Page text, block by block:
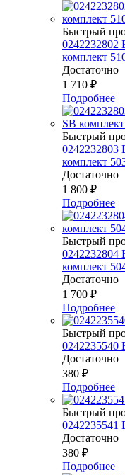
Быстрый
0242232802
комплект
Достаточно
1 710 ₽
Подробнее
Быстрый
0242232803
комплект
Достаточно
1 800 ₽
Подробнее
Быстрый
0242232804
комплект
Достаточно
1 700 ₽
Подробнее
Быстрый
0242235540
Достаточно
380 ₽
Подробнее
Быстрый
0242235541
Достаточно
380 ₽
Подробнее